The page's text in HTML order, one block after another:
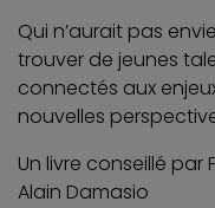
Qui n’aurait pas
trouver de jeunes
connectés aux
nouvelles
Un livre conseillé par
Alain Damasio